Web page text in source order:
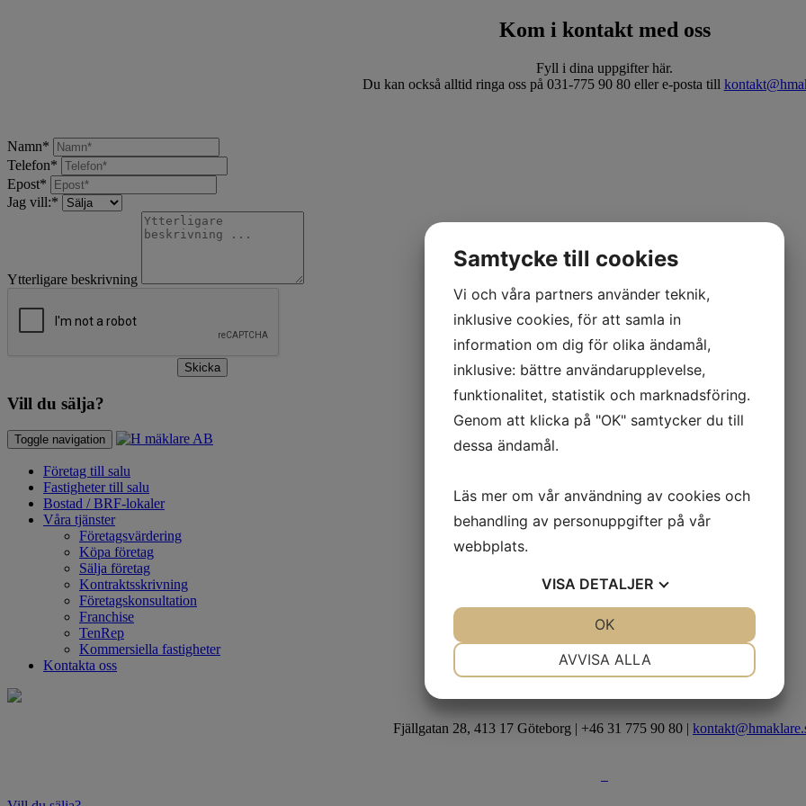
Kom i kontakt med oss
Fyll i dina uppgifter här.
Du kan också alltid ringa oss på 031-775 90 80 eller e-posta till
Namn*
Telefon*
Epost*
Jag vill:*
Ytterligare beskrivning
Skicka
Vill du sälja?
Toggle navigation
Företag till salu
Fastigheter till salu
Bostad / BRF-lokaler
Våra tjänster
Företagsvärdering
Köpa företag
Sälja företag
Kontraktsskrivning
Företagskonsultation
Franchise
TenRep
Kommersiella fastigheter
Kontakta oss
Fjällgatan 28, 413 17 Göteborg | +46 31 775 90 80 |
Samtycke till cookies
Vi och våra partners använder teknik,
inklusive cookies, för att samla in
information om dig för olika ändamål,
inklusive: bättre användarupplevelse,
funktionalitet, statistik och marknadsföring.
Genom att klicka på "OK" samtycker du till
dessa ändamål.
Läs mer om vår användning av cookies och
behandling av personuppgifter på vår
webbplats.
VISA DETALJER
AVVISA ALLA
OK